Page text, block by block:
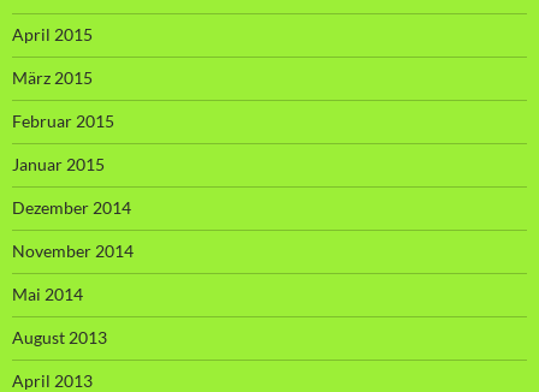
April 2015
März 2015
Februar 2015
Januar 2015
Dezember 2014
November 2014
Mai 2014
August 2013
April 2013